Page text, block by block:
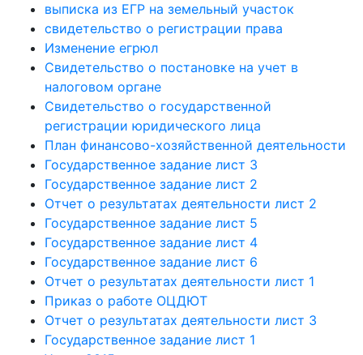
выписка из ЕГР на земельный участок
свидетельство о регистрации права
Изменение егрюл
Свидетельство о постановке на учет в
налоговом органе
Свидетельство о государственной
регистрации юридического лица
План финансово-хозяйственной деятельности
Государственное задание лист 3
Государственное задание лист 2
Отчет о результатах деятельности лист 2
Государственное задание лист 5
Государственное задание лист 4
Государственное задание лист 6
Отчет о результатах деятельности лист 1
Приказ о работе ОЦДЮТ
Отчет о результатах деятельности лист 3
Государственное задание лист 1